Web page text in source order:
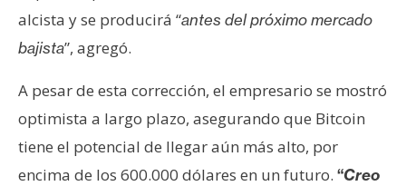
alcista y se producirá “antes del próximo mercado
bajista”, agregó.
A pesar de esta corrección, el empresario se mostró
optimista a largo plazo, asegurando que Bitcoin
tiene el potencial de llegar aún más alto, por
encima de los 600.000 dólares en un futuro. “Creo